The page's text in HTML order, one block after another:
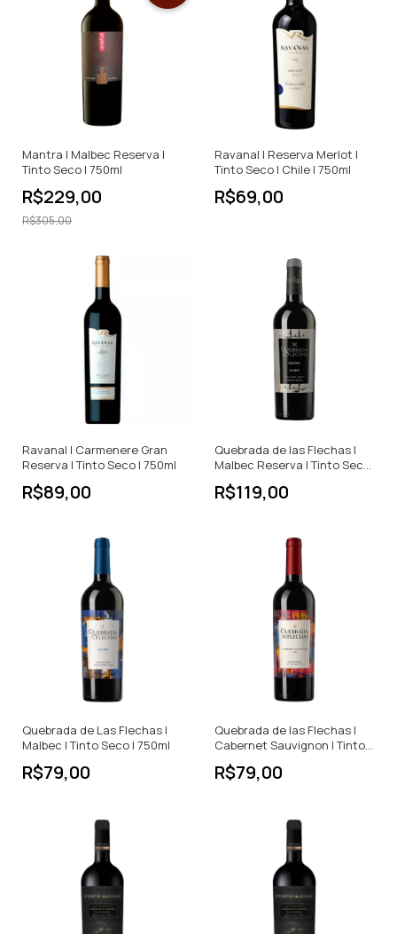
Mantra | Malbec Reserva |
Tinto Seco | 750ml
R$229,00
R$305,00
Ravanal | Reserva Merlot |
Tinto Seco | Chile | 750ml
R$69,00
Ravanal | Carmenere Gran
Reserva | Tinto Seco | 750ml
R$89,00
Quebrada de las Flechas |
Malbec Reserva | Tinto Seco
| 750ml
R$119,00
Quebrada de Las Flechas |
Malbec | Tinto Seco | 750ml
R$79,00
Quebrada de las Flechas |
Cabernet Sauvignon | Tinto
R$79,00